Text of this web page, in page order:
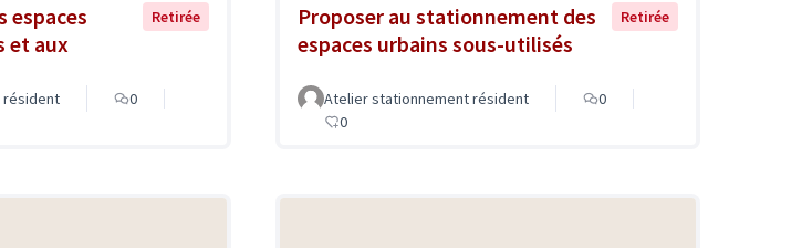
espaces
et aux
Retirée
résident
0
Proposer au stationnement des
espaces urbains sous-utilisés
Retirée
Atelier stationnement résident
0
0